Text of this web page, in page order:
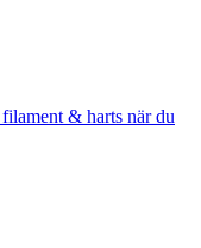
filament & harts när du